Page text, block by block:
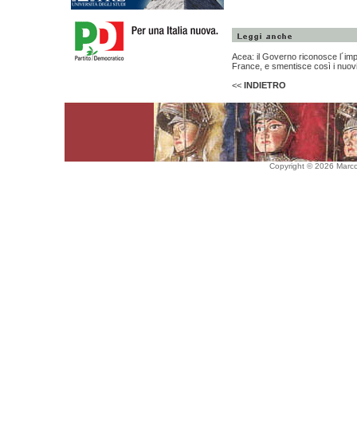
Acea: il Governo riconosce
France, e smentisce così i
<< INDIETRO
Copyright © 2026